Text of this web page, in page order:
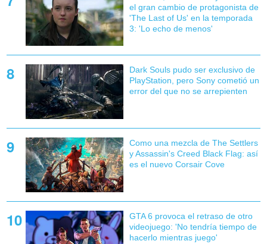
el gran cambio de protagonista de
'The Last of Us' en la temporada
3: 'Lo echo de menos'
Dark Souls pudo ser exclusivo de
PlayStation, pero Sony cometió un
error del que no se arrepienten
Como una mezcla de The Settlers
y Assassin's Creed Black Flag: así
es el nuevo Corsair Cove
GTA 6 provoca el retraso de otro
videojuego: 'No tendría tiempo de
hacerlo mientras juego'